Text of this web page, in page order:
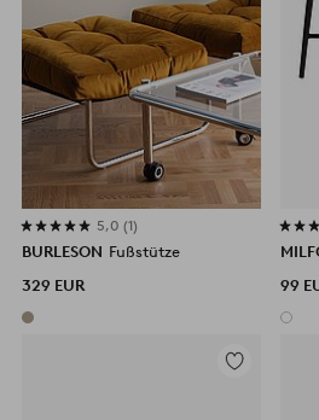
5,0 1
BURLESON Fußstütze
329 EUR
99
Zu